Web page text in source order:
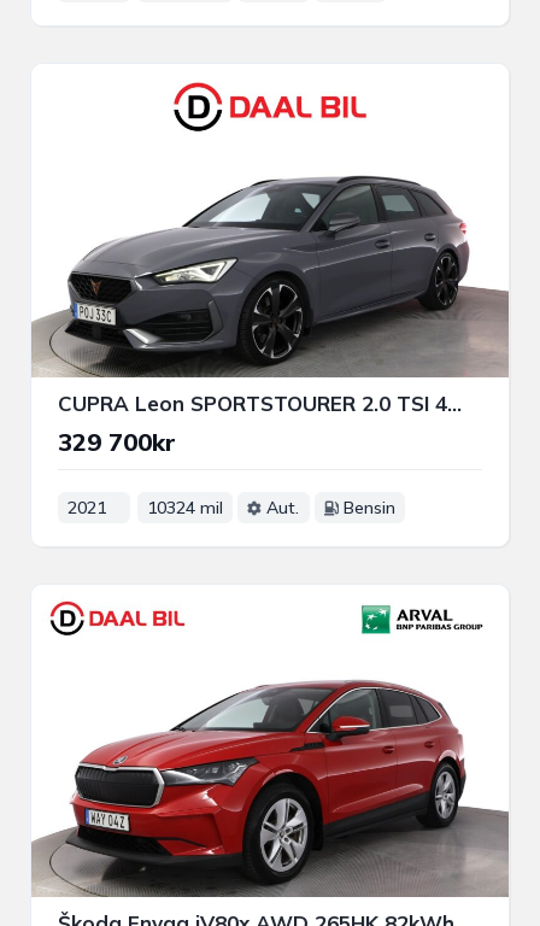
CUPRA Leon SPORTSTOURER 2.0 TSI 4WD 310HK BEATS® DRAG COCKPIT NFC
329 700kr
2021 10324 mil Aut. Bensin